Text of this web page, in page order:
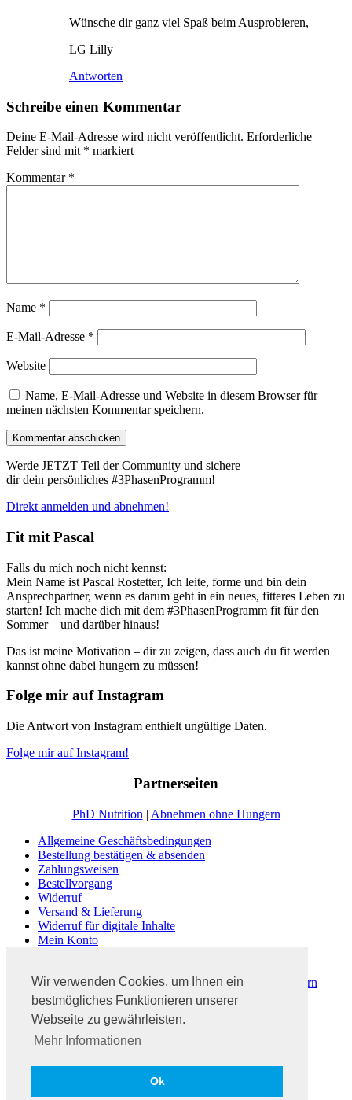
Wir verwenden Cookies, um Ihnen ein
bestmögliches Funktionieren unserer
Webseite zu gewährleisten.
Mehr Informationen
Ok
Wünsche dir ganz viel Spaß beim Ausprobieren,
LG Lilly
Antworten
Schreibe einen Kommentar
Deine E-Mail-Adresse wird nicht veröffentlicht. Erforderliche
Felder sind mit * markiert
Kommentar *
Name *
E-Mail-Adresse *
Website
Name, E-Mail-Adresse und Website in diesem Browser für
meinen nächsten Kommentar speichern.
Werde JETZT Teil der Community und sichere
dir dein persönliches #3PhasenProgramm!
Direkt anmelden und abnehmen!
Fit mit Pascal
Falls du mich noch nicht kennst:
Mein Name ist Pascal Rostetter, Ich leite, forme und bin dein
Ansprechpartner, wenn es darum geht in ein neues, fitteres Leben zu
starten! Ich mache dich mit dem #3PhasenProgramm fit für den
Sommer – und darüber hinaus!
Das ist meine Motivation – dir zu zeigen, dass auch du fit werden
kannst ohne dabei hungern zu müssen!
Folge mir auf Instagram
Die Antwort von Instagram enthielt ungültige Daten.
Folge mir auf Instagram!
Partnerseiten
PhD Nutrition | Abnehmen ohne Hungern
Allgemeine Geschäftsbedingungen
Bestellung bestätigen & absenden
Zahlungsweisen
Bestellvorgang
Widerruf
Versand & Lieferung
Widerruf für digitale Inhalte
Mein Konto
Dein #3PhasenProgramm | Abnehmen ohne zu Hungern
Fitness Blog Ratgeber
Abnehmen ohne zu hungern
Kontakt
Datenschutz